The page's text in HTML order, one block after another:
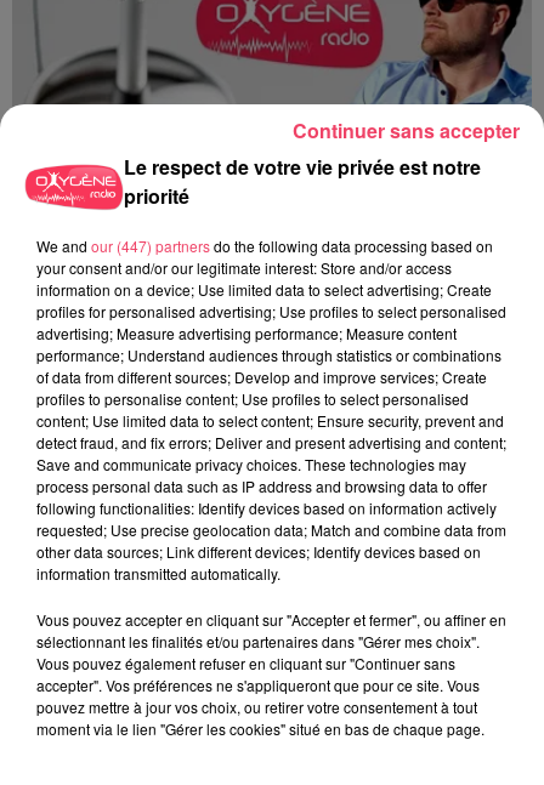
Du 14 au 30 août : 1er Open du Tennis Club de Tiercé
Le respect de votre vie privée est notre
priorité
We and our (447) partnersdo the following data processing based on
your consent and/or our legitimate interest: Store and/or access
information on a device; Use limited data to select advertising; Create
profiles for personalised advertising; Use profiles to select personalised
advertising; Measure advertising performance; Measure content
performance; Understand audiences through statistics or combinations
of data from different sources; Develop and improve services; Create
profiles to personalise content; Use profiles to select personalised
content; Use limited data to select content; Ensure security, prevent and
detect fraud, and fix errors; Deliver and present advertising and content;
Save and communicate privacy choices. These technologies may
process personal data such as IP address and browsing data to offer
following functionalities: Identify devices based on information actively
requested; Use precise geolocation data; Match and combine data from
other data sources; Link different devices; Identify devices based on
information transmitted automatically.
Vous pouvez accepter en cliquant sur "Accepter et fermer", ou affiner en
sélectionnant les finalités et/ou partenaires dans "Gérer mes choix".
Vous pouvez également refuser en cliquant sur "Continuer sans
accepter". Vos préférences ne s'appliqueront que pour ce site. Vous
pouvez mettre à jour vos choix, ou retirer votre consentement à tout
moment via le lien "Gérer les cookies" situé en bas de chaque page.
Continuer sans accepter